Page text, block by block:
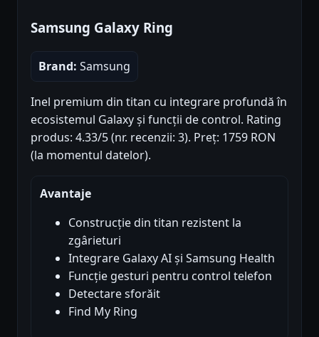
Samsung Galaxy Ring
Brand: Samsung
Inel premium din titan cu integrare profundă în
ecosistemul Galaxy și funcții de control. Rating
produs: 4.33/5 (nr. recenzii: 3). Preț: 1759 RON
(la momentul datelor).
Avantaje
Construcție din titan rezistent la
zgârieturi
Integrare Galaxy AI și Samsung Health
Funcție gesturi pentru control telefon
Detectare sforăit
Find My Ring